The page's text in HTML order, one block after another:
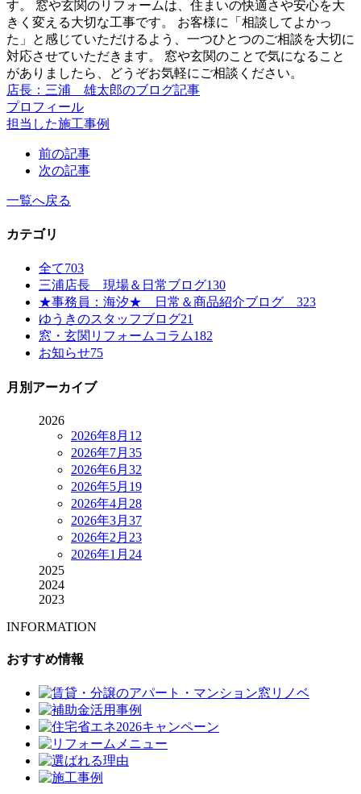
す。 窓や玄関のリフォームは、住まいの快適さや安心を大
きく変える大切な工事です。 お客様に「相談してよかっ
た」と感じていただけるよう、一つひとつのご相談を大切に
対応させていただきます。 窓や玄関のことで気になること
がありましたら、どうぞお気軽にご相談ください。
店長：三浦 雄太郎のブログ記事
プロフィール
担当した施工事例
前の記事
次の記事
一覧へ戻る
カテゴリ
全て703
三浦店長 現場＆日常ブログ130
★事務員：海汐★ 日常＆商品紹介ブログ 323
ゆうきのスタッフブログ21
窓・玄関リフォームコラム182
お知らせ75
月別アーカイブ
2026
2026年8月 12
2026年7月 35
2026年6月 32
2026年5月 19
2026年4月 28
2026年3月 37
2026年2月 23
2026年1月 24
2025
2024
2023
INFORMATION
おすすめ情報